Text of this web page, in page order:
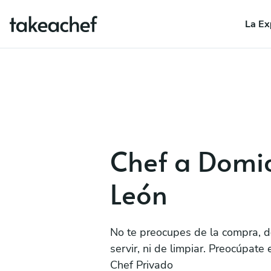
La
Chef a
León
No te preocupes de la compra,
servir, ni de limpiar. Preocúpate
Chef Privado